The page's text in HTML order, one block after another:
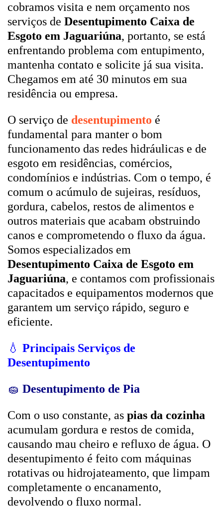
cobramos visita e nem orçamento nos
serviços de Desentupimento Caixa de
Esgoto em Jaguariúna, portanto, se está
enfrentando problema com entupimento,
mantenha contato e solicite já sua visita.
Chegamos em até 30 minutos em sua
residência ou empresa.
O serviço de desentupimento é
fundamental para manter o bom
funcionamento das redes hidráulicas e de
esgoto em residências, comércios,
condomínios e indústrias. Com o tempo, é
comum o acúmulo de sujeiras, resíduos,
gordura, cabelos, restos de alimentos e
outros materiais que acabam obstruindo
canos e comprometendo o fluxo da água.
Somos especializados em
Desentupimento Caixa de Esgoto em
Jaguariúna, e contamos com profissionais
capacitados e equipamentos modernos que
garantem um serviço rápido, seguro e
eficiente.
💧 Principais Serviços de
Desentupimento
🧽 Desentupimento de Pia
Com o uso constante, as pias da cozinha
acumulam gordura e restos de comida,
causando mau cheiro e refluxo de água. O
desentupimento é feito com máquinas
rotativas ou hidrojateamento, que limpam
completamente o encanamento,
devolvendo o fluxo normal.